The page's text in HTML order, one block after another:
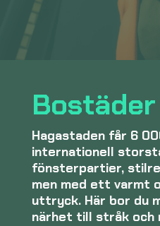
Bostäder
Hagastaden får 6
internationell
fönsterpartier,
men med ett varmt
uttryck. Här bor du
närhet till stråk och